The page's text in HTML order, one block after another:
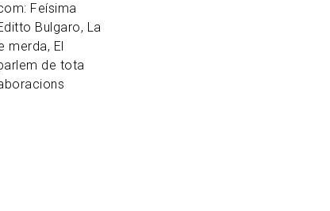
Feísima
Bulgaro, La
merda, El
de tota